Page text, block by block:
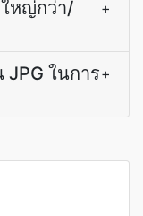
หญ่กว่า/
+
ในการ+